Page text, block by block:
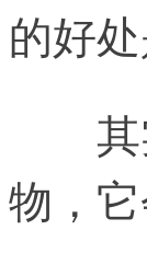
的好
物，